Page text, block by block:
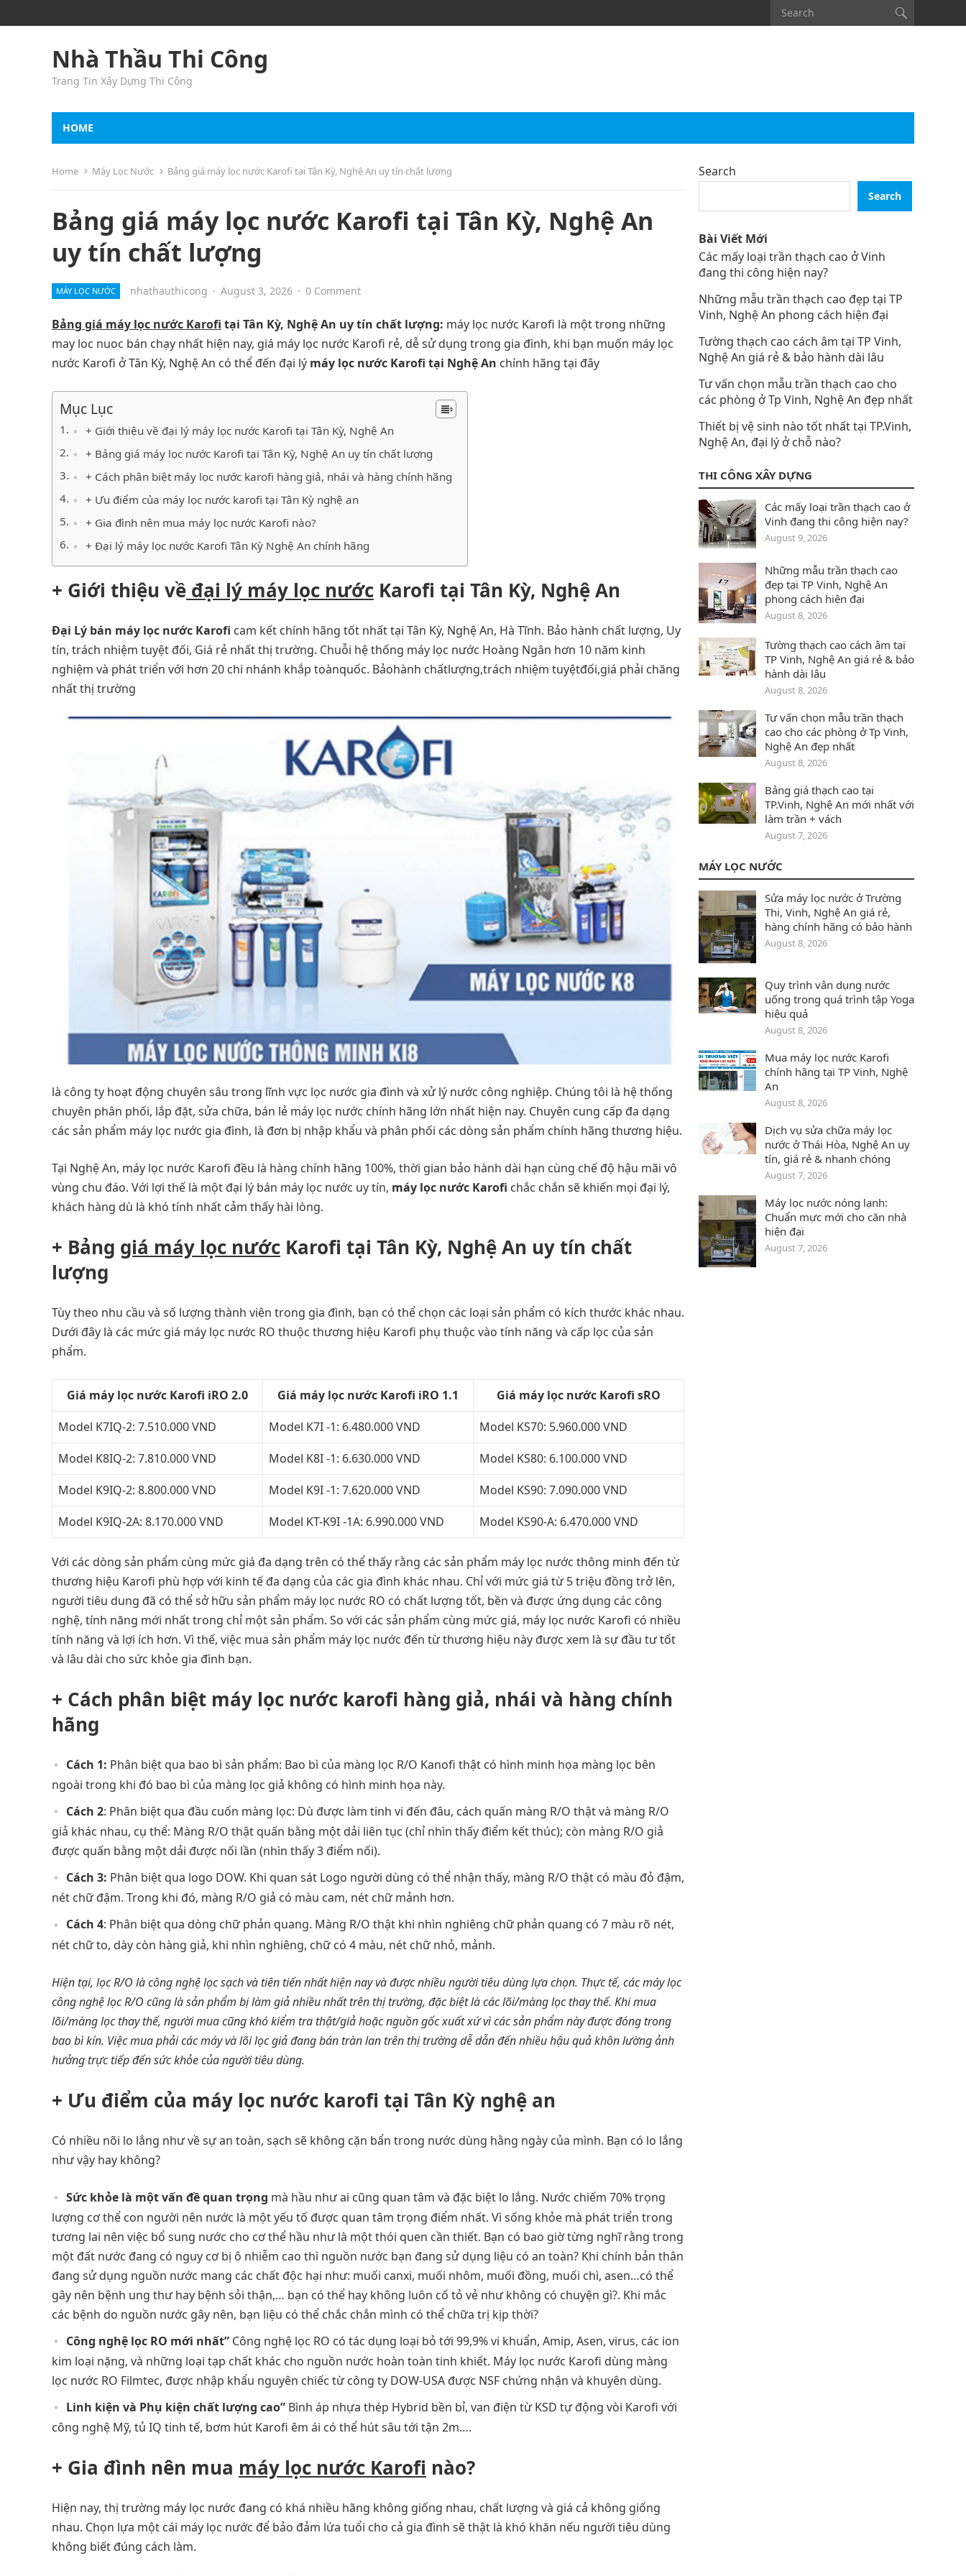
Nhà Thầu Thi Công
Trang Tin Xây Dựng Thi Công
HOME
Home Máy Lọc Nước Bảng giá máy lọc nước Karofi tại Tân Kỳ‎‎, Nghệ An uy tín chất lượng
Bảng giá máy lọc nước Karofi tại Tân Kỳ‎‎, Nghệ An
uy tín chất lượng
MÁY LỌC NƯỚC nhathauthicong · August 3, 2026 · 0 Comment
Bảng giá máy lọc nước Karofi tại Tân Kỳ‎, Nghệ An uy tín chất lượng: máy lọc nước Karofi là một trong những
may loc nuoc bán chạy nhất hiện nay, giá máy lọc nước Karofi rẻ, dễ sử dụng trong gia đình, khi bạn muốn máy lọc
nước Karofi ở Tân Kỳ, Nghệ An có thể đến đại lý máy lọc nước Karofi tại Nghệ An chính hãng tại đây
Mục Lục
+ Giới thiệu về đại lý máy lọc nước Karofi tại Tân Kỳ‎, Nghệ An
+ Bảng giá máy lọc nước Karofi tại Tân Kỳ‎‎, Nghệ An uy tín chất lượng
+ Cách phân biệt máy lọc nước karofi hàng giả, nhái và hàng chính hãng
+ Ưu điểm của máy lọc nước karofi tại Tân Kỳ‎‎ nghệ an
+ Gia đình nên mua máy lọc nước Karofi nào?
+ Đại lý máy lọc nước Karofi Tân Kỳ Nghệ An chính hãng
+ Giới thiệu về đại lý máy lọc nước Karofi tại Tân Kỳ‎, Nghệ An
Đại Lý bán máy lọc nước Karofi cam kết chính hãng tốt nhất tại Tân Kỳ, Nghệ An, Hà Tĩnh. Bảo hành chất lượng, Uy
tín, trách nhiệm tuyệt đối, Giá rẻ nhất thị trường. Chuỗi hệ thống máy lọc nước Hoàng Ngân hơn 10 năm kinh
nghiệm và phát triển với hơn 20 chi nhánh khắp toànquốc. Bảohành chấtlượng,trách nhiệm tuyệtđối,giá phải chăng
nhất thị trường
là công ty hoạt động chuyên sâu trong lĩnh vực lọc nước gia đình và xử lý nước công nghiệp. Chúng tôi là hệ thống
chuyên phân phối, lắp đặt, sửa chữa, bán lẻ máy lọc nước chính hãng lớn nhất hiện nay. Chuyên cung cấp đa dạng
các sản phẩm máy lọc nước gia đình, là đơn bị nhập khẩu và phân phối các dòng sản phẩm chính hãng thương hiệu.
Tại Nghệ An, máy lọc nước Karofi đều là hàng chính hãng 100%, thời gian bảo hành dài hạn cùng chế độ hậu mãi vô
vùng chu đáo. Với lợi thế là một đại lý bán máy lọc nước uy tín, máy lọc nước Karofi chắc chắn sẽ khiến mọi đại lý,
khách hàng dù là khó tính nhất cảm thấy hài lòng.
+ Bảng giá máy lọc nước Karofi tại Tân Kỳ‎‎, Nghệ An uy tín chất
lượng
Tùy theo nhu cầu và số lượng thành viên trong gia đình, bạn có thể chọn các loại sản phẩm có kích thước khác nhau.
Dưới đây là các mức giá máy lọc nước RO thuộc thương hiệu Karofi phụ thuộc vào tính năng và cấp lọc của sản
phẩm.
Giá máy lọc nước Karofi iRO 2.0 Giá máy lọc nước Karofi iRO 1.1
Giá máy lọc nước Karofi sRO
Model K7IQ-2: 7.510.000 VND
Model K7I -1: 6.480.000 VND
Model KS70: 5.960.000 VND
Model K8IQ-2: 7.810.000 VND
Model K8I -1: 6.630.000 VND
Model KS80: 6.100.000 VND
Model K9IQ-2: 8.800.000 VND
Model K9I -1: 7.620.000 VND
Model KS90: 7.090.000 VND
Model K9IQ-2A: 8.170.000 VND
Model KT-K9I -1A: 6.990.000 VND Model KS90-A: 6.470.000 VND
Với các dòng sản phẩm cùng mức giá đa dạng trên có thể thấy rằng các sản phẩm máy lọc nước thông minh đến từ
thương hiệu Karofi phù hợp với kinh tế đa dạng của các gia đình khác nhau. Chỉ với mức giá từ 5 triệu đồng trở lên,
người tiêu dung đã có thể sở hữu sản phẩm máy lọc nước RO có chất lượng tốt, bền và được ứng dụng các công
nghệ, tính năng mới nhất trong chỉ một sản phẩm. So với các sản phẩm cùng mức giá, máy lọc nước Karofi có nhiều
tính năng và lợi ích hơn. Vì thế, việc mua sản phẩm máy lọc nước đến từ thương hiệu này được xem là sự đầu tư tốt
và lâu dài cho sức khỏe gia đình bạn.
+ Cách phân biệt máy lọc nước karofi hàng giả, nhái và hàng chính
hãng
Cách 1: Phân biệt qua bao bì sản phẩm: Bao bì của màng lọc R/O Kanofi thật có hình minh họa màng lọc bên
ngoài trong khi đó bao bì của màng lọc giả không có hình minh họa này.
Cách 2: Phân biệt qua đầu cuốn màng lọc: Dù được làm tinh vi đến đâu, cách quấn màng R/O thật và màng R/O
giả khác nhau, cụ thể: Màng R/O thật quấn bằng một dải liên tục (chỉ nhìn thấy điểm kết thúc); còn màng R/O giả
được quấn bằng một dải được nối lần (nhìn thấy 3 điểm nối).
Cách 3: Phân biệt qua logo DOW. Khi quan sát Logo người dùng có thể nhận thấy, màng R/O thật có màu đỏ đậm,
nét chữ đậm. Trong khi đó, màng R/O giả có màu cam, nét chữ mảnh hơn.
Cách 4: Phân biệt qua dòng chữ phản quang. Màng R/O thật khi nhìn nghiêng chữ phản quang có 7 màu rõ nét,
nét chữ to, dày còn hàng giả, khi nhìn nghiêng, chữ có 4 màu, nét chữ nhỏ, mảnh.
Hiện tại, lọc R/O là công nghệ lọc sạch và tiên tiến nhất hiện nay và được nhiều người tiêu dùng lựa chọn. Thực tế, các máy lọc
công nghệ lọc R/O cũng là sản phẩm bị làm giả nhiều nhất trên thị trường, đặc biệt là các lõi/màng lọc thay thế. Khi mua
lõi/màng lọc thay thế, người mua cũng khó kiểm tra thật/giả hoặc nguồn gốc xuất xứ vì các sản phẩm này được đóng trong
bao bì kín. Việc mua phải các máy và lõi lọc giả đang bán tràn lan trên thị trường dễ dẫn đến nhiều hậu quả khôn lường ảnh
hưởng trực tiếp đến sức khỏe của người tiêu dùng.
+ Ưu điểm của máy lọc nước karofi tại Tân Kỳ‎‎ nghệ an
Có nhiều nõi lo lắng như về sự an toàn, sạch sẽ không cặn bẩn trong nước dùng hằng ngày của mình. Bạn có lo lắng
như vậy hay không?
Sức khỏe là một vấn đề quan trọng mà hầu như ai cũng quan tâm và đặc biệt lo lắng. Nước chiếm 70% trọng
lượng cơ thể con người nên nước là một yếu tố được quan tâm trọng điểm nhất. Vì sống khỏe mà phát triển trong
tương lai nên việc bổ sung nước cho cơ thể hầu như là một thói quen cần thiết. Bạn có bao giờ từng nghĩ rằng trong
một đất nước đang có nguy cơ bị ô nhiễm cao thì nguồn nước bạn đang sử dụng liệu có an toàn? Khi chính bản thân
đang sử dụng nguồn nước mang các chất độc hại như: muối canxi, muối nhôm, muối đồng, muối chì, asen…có thể
gây nên bệnh ung thư hay bệnh sỏi thận,… bạn có thể hay không luôn cố tỏ vẻ như không có chuyện gì?. Khi mắc
các bệnh do nguồn nước gây nên, bạn liệu có thể chắc chắn mình có thể chữa trị kịp thời?
Công nghệ lọc RO mới nhất” Công nghệ lọc RO có tác dụng loại bỏ tới 99,9% vi khuẩn, Amip, Asen, virus, các ion
kim loại nặng, và những loại tạp chất khác cho nguồn nước hoàn toàn tinh khiết. Máy lọc nước Karofi dùng màng
lọc nước RO Filmtec, được nhập khẩu nguyên chiếc từ công ty DOW-USA được NSF chứng nhận và khuyên dùng.
Linh kiện và Phụ kiện chất lượng cao” Bình áp nhựa thép Hybrid bền bỉ, van điện từ KSD tự động vòi Karofi với
công nghệ Mỹ, tủ IQ tinh tế, bơm hút Karofi êm ái có thể hút sâu tới tận 2m….
+ Gia đình nên mua máy lọc nước Karofi nào?
Hiện nay, thị trường máy lọc nước đang có khá nhiều hãng không giống nhau, chất lượng và giá cả không giống
nhau. Chọn lựa một cái máy lọc nước để bảo đảm lứa tuổi cho cả gia đình sẽ thật là khó khăn nếu người tiêu dùng
không biết đúng cách làm.
Search
Search
Bài Viết Mới
Các mấy loại trần thạch cao ở Vinh
đang thi công hiện nay?
Những mẫu trần thạch cao đẹp tại TP
Vinh, Nghệ An phong cách hiện đại
Tường thạch cao cách âm tại TP Vinh,
Nghệ An giá rẻ & bảo hành dài lâu
Tư vấn chọn mẫu trần thạch cao cho
các phòng ở Tp Vinh, Nghệ An đẹp nhất
Thiết bị vệ sinh nào tốt nhất tại TP.Vinh,
Nghệ An, đại lý ở chỗ nào?
THI CÔNG XÂY DỰNG
Các mấy loại trần thạch cao ở
Vinh đang thi công hiện nay?
August 9, 2026
Những mẫu trần thạch cao
đẹp tại TP Vinh, Nghệ An
phong cách hiện đại
August 8, 2026
Tường thạch cao cách âm tại
TP Vinh, Nghệ An giá rẻ & bảo
hành dài lâu
August 8, 2026
Tư vấn chọn mẫu trần thạch
cao cho các phòng ở Tp Vinh,
Nghệ An đẹp nhất
August 8, 2026
Bảng giá thạch cao tại
TP.Vinh, Nghệ An mới nhất với
làm trần + vách
August 7, 2026
MÁY LỌC NƯỚC
Sửa máy lọc nước ở Trường
Thi, Vinh, Nghệ An giá rẻ,
hàng chính hãng có bảo hành
August 8, 2026
Quy trình vân dụng nước
uống trong quá trình tập Yoga
hiệu quả
August 8, 2026
Mua máy lọc nước Karofi
chính hãng tại TP Vinh, Nghệ
An
August 8, 2026
Dịch vụ sửa chữa máy lọc
nước ở Thái Hòa‎, Nghệ An uy
tín, giá rẻ & nhanh chóng
August 7, 2026
Máy lọc nước nóng lạnh:
Chuẩn mực mới cho căn nhà
hiện đại
August 7, 2026